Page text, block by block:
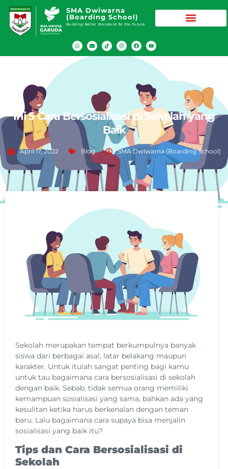
SMA Dwiwarna
(Boarding School)
Building Better Standard for the Future
Ini 5 Cara Bersosialisasi di Sekolah yang
Baik
April 17, 2022 Blog SMA Dwiwarna (Boarding School)
Sekolah merupakan tempat berkumpulnya banyak
siswa dari berbagai asal, latar belakang maupun
karakter. Untuk itulah sangat penting bagi kamu
untuk tau bagaimana cara bersosialisasi di sekolah
dengan baik. Sebab, tidak semua orang memiliki
kemampuan sosialisasi yang sama, bahkan ada yang
kesulitan ketika harus berkenalan dengan teman
baru. Lalu bagaimana cara supaya bisa menjalin
sosialisasi yang baik itu?
Tips dan Cara Bersosialisasi di
Sekolah